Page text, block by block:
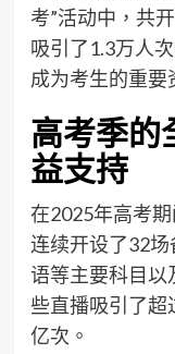
考”活动中，共
吸引了1.3万人
成为考生的重要
高考季的
益支持
在2025年高考
连续开设了32
语等主要科目以
些直播吸引了超
亿次。